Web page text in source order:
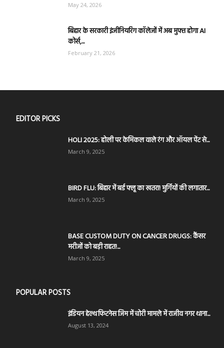
May 24, 2026
बिहार के सरकारी इंजीनियरिंग कॉलेजों में अब मुफ्त होगा AI
कोर्स,...
February 21, 2026
EDITOR PICKS
HOLI 2025: होली पर केमिकल वाले रंग और ऑयल पेंट से...
March 9, 2025
BIRD FLU: बिहार में बर्ड फ्लू का खतरा! मुर्गियों की लगातार...
March 9, 2025
BASE CUSTOM DUTY ON CANCER DRUGS: कैंसर
मरीजों को बड़ी राहत!...
March 9, 2025
POPULAR POSTS
इंडियन हेल्थ फिटनेस जिम में चोरी मामले में राजीव नगर थाना...
August 13, 2024